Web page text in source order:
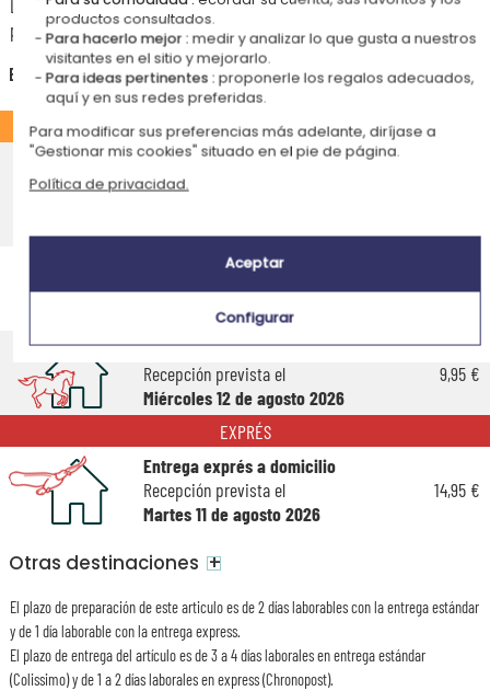
Las fechas estimadas a continuación se aplican para un pedido con
pago en tarjeta bancaria o PayPal.
España
ESTÁNDAR
Entrega económico en punto de
recogida
Lunes 17 de agosto 2026
Entrega económico a domicilio
Recepción prevista el
Lunes 17 de agosto 2026
4,95 €
Entrega estándar a domicilio
Recepción prevista el
Miércoles 12 de agosto 2026
9,95 €
EXPRÉS
Entrega exprés a domicilio
Recepción prevista el
Martes 11 de agosto 2026
14,95 €
Otras destinaciones +
El plazo de preparación de este articulo es de 2 días laborables con la entrega estándar
y de 1 día laborable con la entrega express.
El plazo de entrega del artículo es de 3 a 4 días laborales en entrega estándar
(Colissimo) y de 1 a 2 días laborales en express (Chronopost).
productos consultados.
Para hacerlo mejor : medir y analizar lo que gusta a nuestros
visitantes en el sitio y mejorarlo.
Para ideas pertinentes : proponerle los regalos adecuados,
aquí y en sus redes preferidas.
Para modificar sus preferencias más adelante, diríjase a
"Gestionar mis cookies" situado en el pie de página.
Política de privacidad.
Aceptar
Configurar